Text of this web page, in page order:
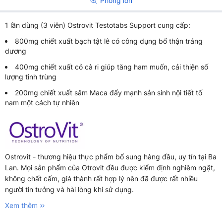
1 lần dùng (3 viên) Ostrovit Testotabs Support cung cấp:
800mg chiết xuất bạch tật lê có công dụng bổ thận tráng
dương
400mg chiết xuất cỏ cà ri giúp tăng ham muốn, cải thiện số
lượng tinh trùng
200mg chiết xuất sâm Maca đẩy mạnh sản sinh nội tiết tố
nam một cách tự nhiên
Ostrovit - thương hiệu thực phẩm bổ sung hàng đầu, uy tín tại Ba
Lan. Mọi sản phẩm của Otrovit đều được kiểm định nghiêm ngặt,
không chất cấm, giá thành rất hợp lý nên đã được rất nhiều
người tin tưởng và hài lòng khi sử dụng.
Xem thêm